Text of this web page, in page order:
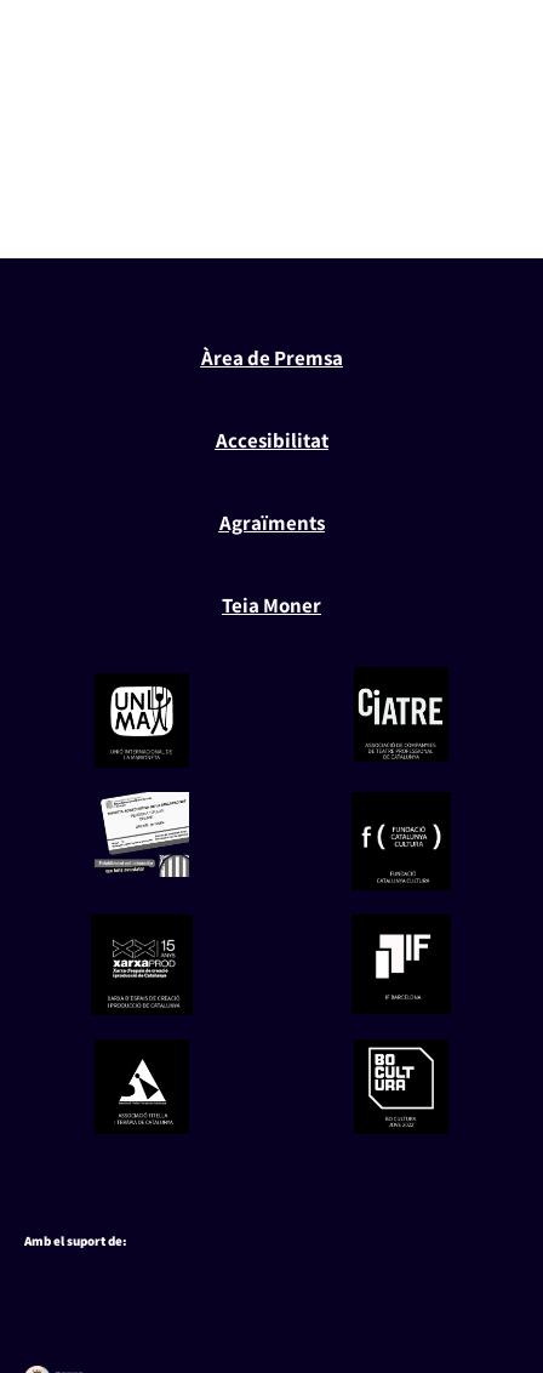
Àrea de Premsa
Accesibilitat
Agraïments
Teia Moner
Amb el suport de: